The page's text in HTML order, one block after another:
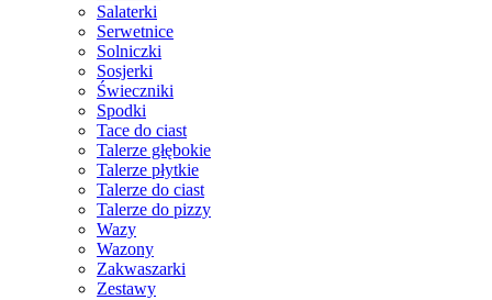
Salaterki
Serwetnice
Solniczki
Sosjerki
Świeczniki
Spodki
Tace do ciast
Talerze głębokie
Talerze płytkie
Talerze do ciast
Talerze do pizzy
Wazy
Wazony
Zakwaszarki
Zestawy